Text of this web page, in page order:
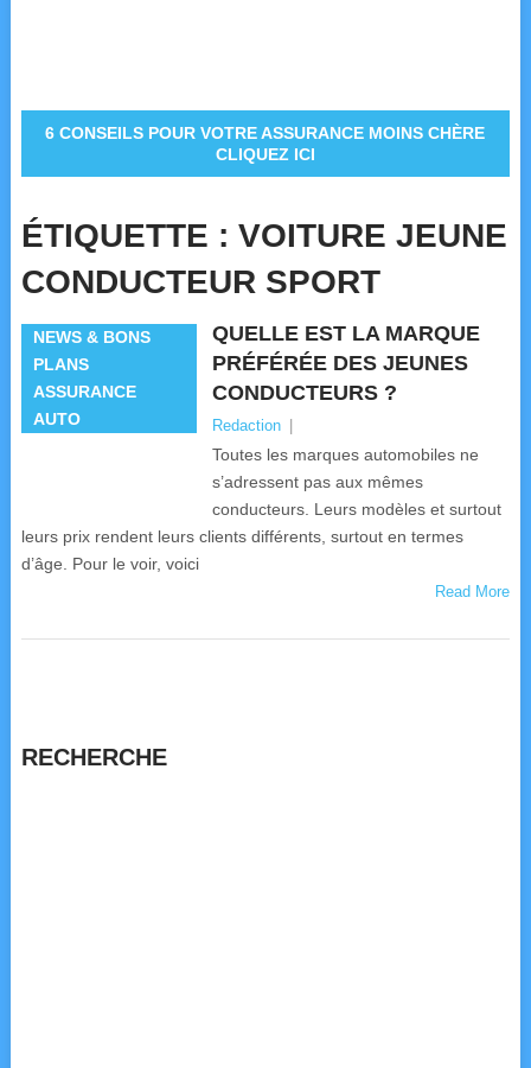
6 CONSEILS POUR VOTRE ASSURANCE MOINS CHÈRE
CLIQUEZ ICI
ÉTIQUETTE : VOITURE JEUNE
CONDUCTEUR SPORT
NEWS & BONS
PLANS
ASSURANCE
AUTO
QUELLE EST LA MARQUE
PRÉFÉRÉE DES JEUNES
CONDUCTEURS ?
Redaction
Toutes les marques automobiles ne
s’adressent pas aux mêmes
conducteurs. Leurs modèles et surtout
leurs prix rendent leurs clients différents, surtout en termes
d’âge. Pour le voir, voici
Read More
RECHERCHE